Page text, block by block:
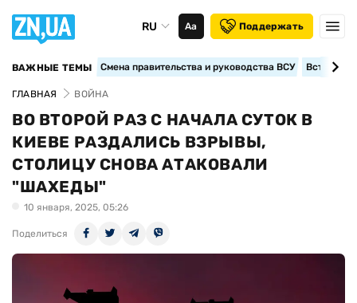
RU Аа Поддержать
ВАЖНЫЕ ТЕМЫ Смена правительства и руководства ВСУ
ГЛАВНАЯ ВОЙНА
ВО ВТОРОЙ РАЗ С НАЧАЛА СУТОК В
КИЕВЕ РАЗДАЛИСЬ ВЗРЫВЫ,
СТОЛИЦУ СНОВА АТАКОВАЛИ
"ШАХЕДЫ"
10 января, 2025, 05:26
Поделиться